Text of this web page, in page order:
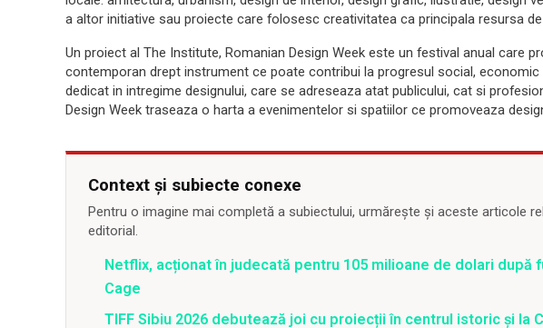
a altor initiative sau proiecte care folosesc creativitatea ca principala resursa
Un proiect al The Institute, Romanian Design Week este un festival anual care
contemporan drept instrument ce poate contribui la progresul social,
dedicat in intregime designului, care se adreseaza atat publicului, cat si
Design Week traseaza o harta a evenimentelor si spatiilor ce promoveaza
Context și subiecte conexe
Pentru o imagine mai completă a subiectului, urmărește și aceste articole
editorial.
Netflix, acționat în judecată pentru 105 milioane de dolari după
Cage
TIFF Sibiu 2026 debutează joi cu proiecții în centrul istoric și la